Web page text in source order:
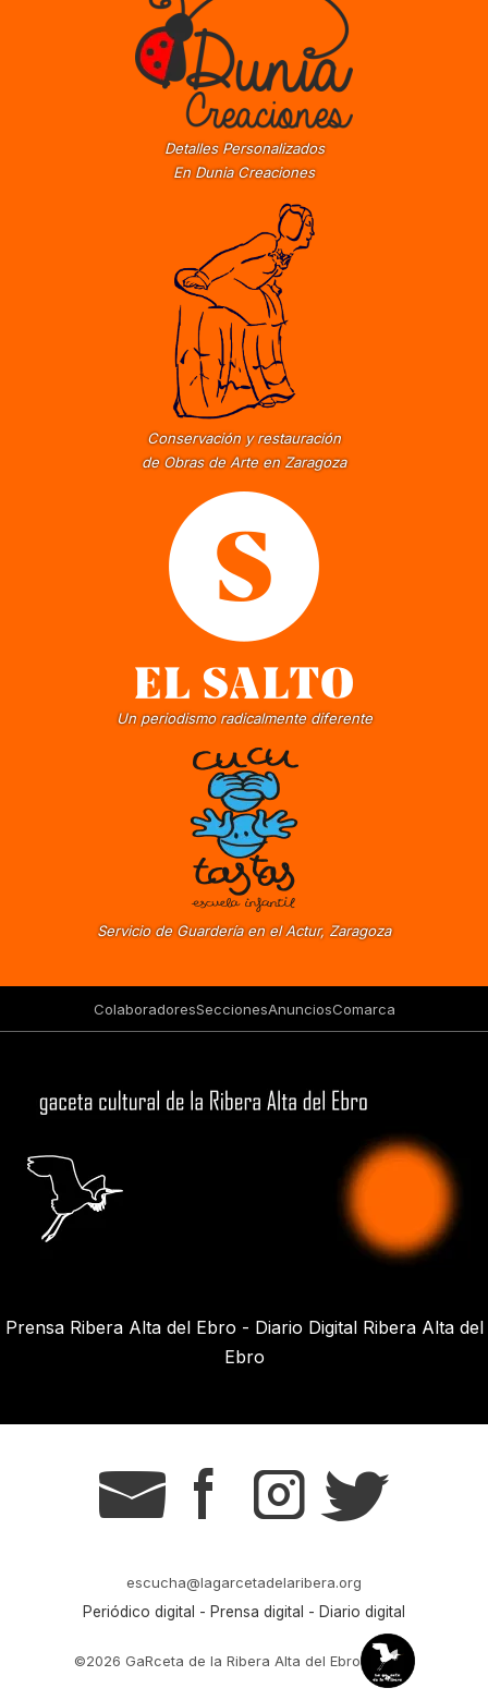
Detalles Personalizados
En Dunia Creaciones
Conservación y restauración
de Obras de Arte en Zaragoza
Un periodismo radicalmente diferente
Servicio de Guardería en el Actur, Zaragoza
ColaboradoresSeccionesAnunciosComarca
Prensa Ribera Alta del Ebro - Diario Digital Ribera Alta del
Ebro
g s t r
escucha@lagarcetadelaribera.org
Periódico digital - Prensa digital - Diario digital
©2026 GaRceta de la Ribera Alta del Ebro